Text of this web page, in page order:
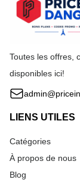
Toutes les offres,
disponibles ici!
LIENS UTILES
Catégories
À propos de nous
Blog